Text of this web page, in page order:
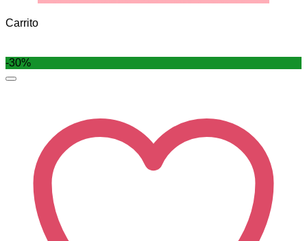
Carrito
-30%